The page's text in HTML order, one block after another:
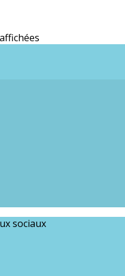
sociaux